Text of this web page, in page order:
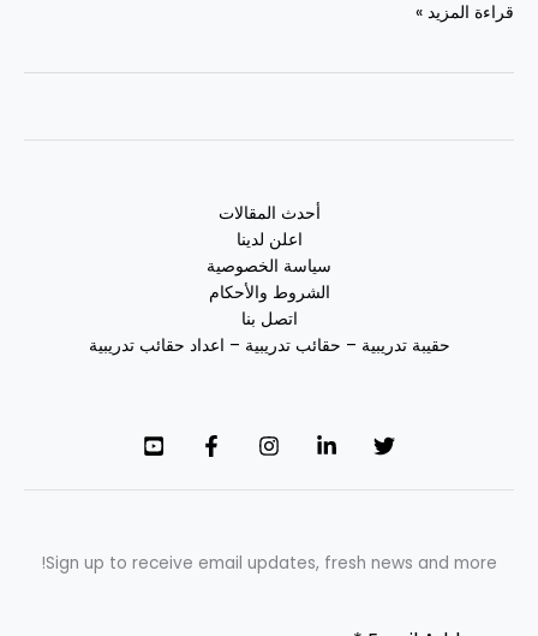
قراءة المزيد »
أحدث المقالات
اعلن لدينا
سياسة الخصوصية
الشروط والأحكام
اتصل بنا
حقيبة تدريبية – حقائب تدريبية – اعداد حقائب تدريبية
Sign up to receive email updates, fresh news and more!